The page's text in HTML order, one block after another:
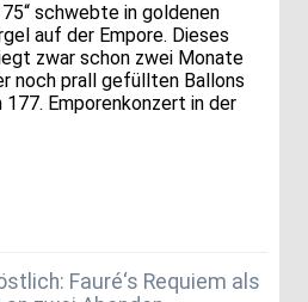
schwebte in goldenen
auf der Empore. Dieses
zwar schon zwei Monate
noch prall gefüllten Ballons
Emporenkonzert in der
Fauré‘s Requiem als